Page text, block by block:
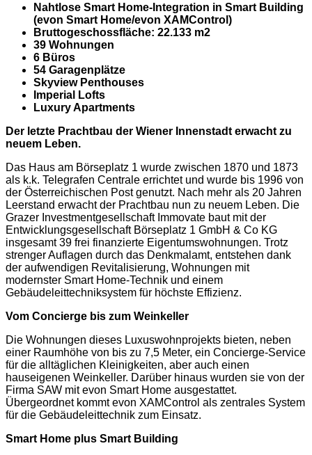
Nahtlose Smart Home-Integration in Smart Building
(evon Smart Home/evon XAMControl)
Bruttogeschossfläche: 22.133 m2
39 Wohnungen
6 Büros
54 Garagenplätze
Skyview Penthouses
Imperial Lofts
Luxury Apartments
Der letzte Prachtbau der Wiener Innenstadt erwacht zu
neuem Leben.
Das Haus am Börseplatz 1 wurde zwischen 1870 und 1873
als k.k. Telegrafen Centrale errichtet und wurde bis 1996 von
der Österreichischen Post genutzt. Nach mehr als 20 Jahren
Leerstand erwacht der Prachtbau nun zu neuem Leben. Die
Grazer Investmentgesellschaft Immovate baut mit der
Entwicklungsgesellschaft Börseplatz 1 GmbH & Co KG
insgesamt 39 frei finanzierte Eigentumswohnungen. Trotz
strenger Auflagen durch das Denkmalamt, entstehen dank
der aufwendigen Revitalisierung, Wohnungen mit
modernster Smart Home-Technik und einem
Gebäudeleittechniksystem für höchste Effizienz.
Vom Concierge bis zum Weinkeller
Die Wohnungen dieses Luxuswohnprojekts bieten, neben
einer Raumhöhe von bis zu 7,5 Meter, ein Concierge-Service
für die alltäglichen Kleinigkeiten, aber auch einen
hauseigenen Weinkeller. Darüber hinaus wurden sie von der
Firma SAW mit evon Smart Home ausgestattet.
Übergeordnet kommt evon XAMControl als zentrales System
für die Gebäudeleittechnik zum Einsatz.
Smart Home plus Smart Building